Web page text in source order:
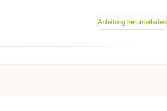
Anleitung herunterladen